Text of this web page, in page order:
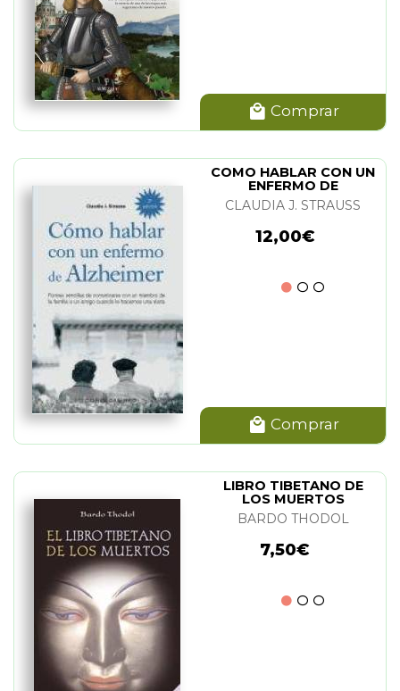
Comprar
COMO HABLAR CON UN
ENFERMO DE
ALZHEIMER
CLAUDIA J. STRAUSS
12,00€
Comprar
LIBRO TIBETANO DE
LOS MUERTOS
(OBELISCO), EL
BARDO THODOL
7,50€